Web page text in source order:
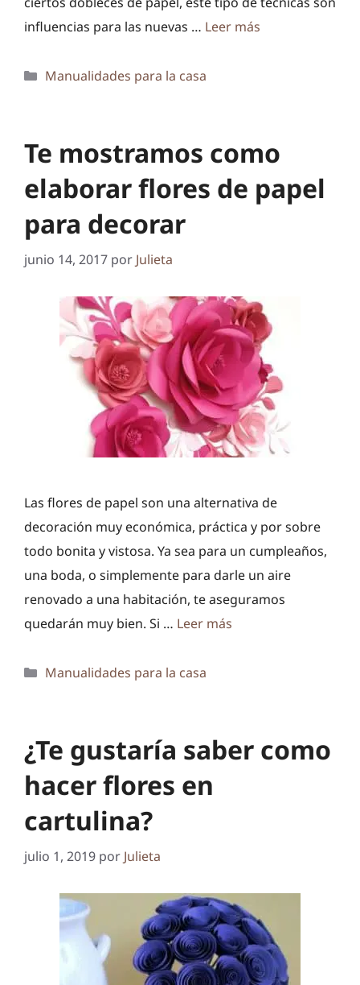
influencias para las nuevas … Leer más
Categorías
Manualidades para la casa
Te mostramos como
elaborar flores de papel
para decorar
junio 14, 2017 por Julieta
Las flores de papel son una alternativa de
decoración muy económica, práctica y por sobre
todo bonita y vistosa. Ya sea para un cumpleaños,
una boda, o simplemente para darle un aire
renovado a una habitación, te aseguramos
quedarán muy bien. Si … Leer más
Categorías
Manualidades para la casa
¿Te gustaría saber como
hacer flores en
cartulina?
julio 1, 2019 por Julieta